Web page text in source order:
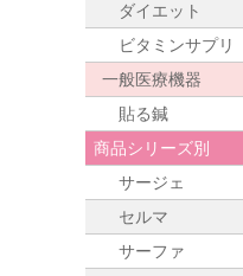
ダイエット
ビタミンサプリ
一般医療機器
貼る鍼
商品シリーズ別
サージェ
セルマ
サーファ